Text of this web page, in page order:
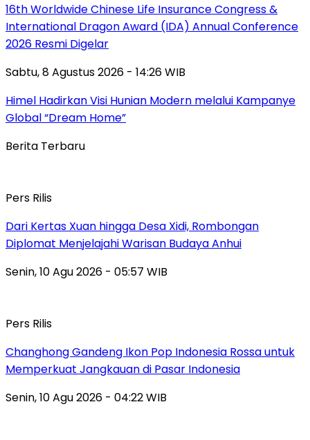
16th Worldwide Chinese Life Insurance Congress &
International Dragon Award (IDA) Annual Conference
2026 Resmi Digelar
Sabtu, 8 Agustus 2026 - 14:26 WIB
Himel Hadirkan Visi Hunian Modern melalui Kampanye
Global “Dream Home”
Berita Terbaru
Pers Rilis
Dari Kertas Xuan hingga Desa Xidi, Rombongan
Diplomat Menjelajahi Warisan Budaya Anhui
Senin, 10 Agu 2026 - 05:57 WIB
Pers Rilis
Changhong Gandeng Ikon Pop Indonesia Rossa untuk
Memperkuat Jangkauan di Pasar Indonesia
Senin, 10 Agu 2026 - 04:22 WIB